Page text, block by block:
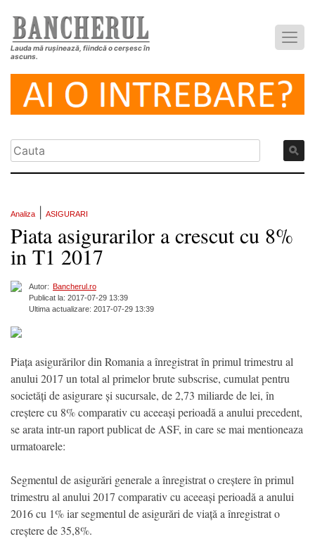
Lauda mă rușinează, fiindcă o cerșesc în
ascuns.
Analiza ASIGURARI
Piata asigurarilor a crescut cu 8%
in T1 2017
Autor: Bancherul.ro
Publicat la: 2017-07-29 13:39
Ultima actualizare: 2017-07-29 13:39
Piața asigurărilor din Romania a înregistrat în primul trimestru al
anului 2017 un total al primelor brute subscrise, cumulat pentru
societăți de asigurare și sucursale, de 2,73 miliarde de lei, în
creștere cu 8% comparativ cu aceeași perioadă a anului precedent,
se arata intr-un raport publicat de ASF, in care se mai mentioneaza
urmatoarele:
Segmentul de asigurări generale a înregistrat o creștere în primul
trimestru al anului 2017 comparativ cu aceeași perioadă a anului
2016 cu 1% iar segmentul de asigurări de viață a înregistrat o
creștere de 35,8%.